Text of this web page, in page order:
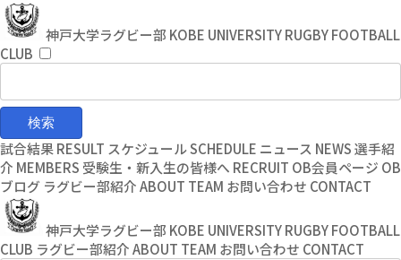
コ
ン
テ
ン
へ
キ
ッ
プ
ナ
ビ
ゲ
ー
ョ
に
移
動
神戸大学ラグビー部 KOBE UNIVERSITY RUGBY FOOTBALL
CLUB
試合結果RESULT スケジュールSCHEDULE ニュース NEWS選手紹
介 MEMBERS 受験生・新入生の皆様へ RECRUIT OB会員ページ OB
ブログ ラグビー部紹介ABOUT TEAM お問い合わせ CONTACT
神戸大学ラグビー部 KOBE UNIVERSITY RUGBY FOOTBALL
CLUB ラグビー部紹介ABOUT TEAM お問い合わせ CONTACT